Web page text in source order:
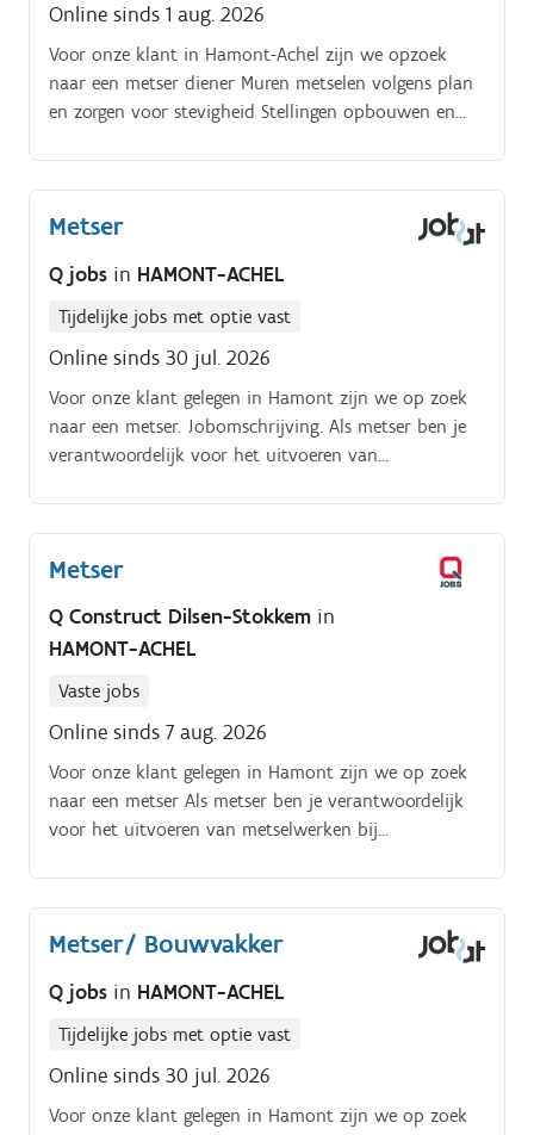
Online sinds 1 aug. 2026
Voor onze klant in Hamont-Achel zijn we opzoek
naar een metser diener Muren metselen volgens plan
en zorgen voor stevigheid Stellingen opbouwen en
grondwerken uitvoeren op de werf Plannen lezen en
taken uitvoeren zoals voorzien
Metser
Q jobs in HAMONT-ACHEL
Tijdelijke jobs met optie vast
Online sinds 30 jul. 2026
Voor onze klant gelegen in Hamont zijn we op zoek
naar een metser. Jobomschrijving. Als metser ben je
verantwoordelijk voor het uitvoeren van
restauratieprojecten. Je zorgt voor een correcte en
kwalitatieve plaatsing van stenen, blokken en andere
materialen volgens de technische plannen en
Metser
Q Construct Dilsen-Stokkem in
HAMONT-ACHEL
Vaste jobs
Online sinds 7 aug. 2026
Voor onze klant gelegen in Hamont zijn we op zoek
naar een metser Als metser ben je verantwoordelijk
voor het uitvoeren van metselwerken bij
stenen, blokken en andere materialen volgens de
technische plannen en veiligheidsvoorschriften.
Metser/ Bouwvakker
Q jobs in HAMONT-ACHEL
Tijdelijke jobs met optie vast
Online sinds 30 jul. 2026
Voor onze klant gelegen in Hamont zijn we op zoek